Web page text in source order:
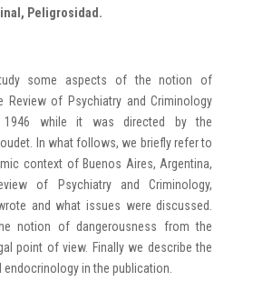
Peligrosidad.
some aspects of the notion of
Review of Psychiatry and Criminology
1946 while it was directed by the
In what follows, we briefly refer to
context of Buenos Aires, Argentina,
of Psychiatry and Criminology,
and what issues were discussed.
notion of dangerousness from the
point of view. Finally we describe the
in the publication.